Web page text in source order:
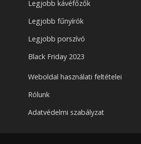
Legjobb kávéfőzők
Legjobb fűnyírók
Legjobb porszívó
Black Friday 2023
Weboldal használati feltételei
Rólunk
Adatvédelmi szabályzat